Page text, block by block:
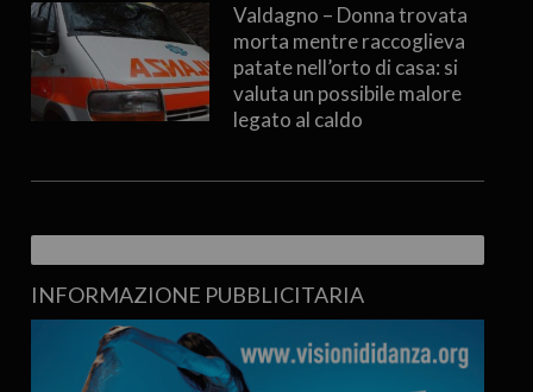
Valdagno – Donna trovata
morta mentre raccoglieva
patate nell’orto di casa: si
valuta un possibile malore
legato al caldo
INFORMAZIONE PUBBLICITARIA